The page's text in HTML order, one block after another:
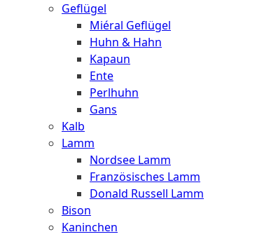
Geflügel
Miéral Geflügel
Huhn & Hahn
Kapaun
Ente
Perlhuhn
Gans
Kalb
Lamm
Nordsee Lamm
Französisches Lamm
Donald Russell Lamm
Bison
Kaninchen